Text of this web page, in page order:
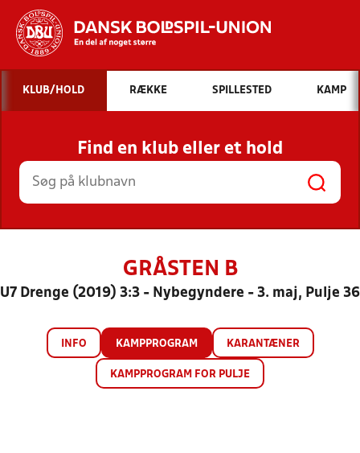
Hvad vil du søge efter?
INDHOLD OG NYHEDER
STILLINGER, RESULTATER, KLUBBER OG
HOLD
KLUB/HOLD RÆKKE SPILLESTED KAMP
Find en klub eller et hold
GRÅSTEN B
U7 Drenge (2019) 3:3 - Nybegyndere - 3. maj, Pulje 36
INFO KAMPPROGRAM KARANTÆNER
KAMPPROGRAM FOR PULJE